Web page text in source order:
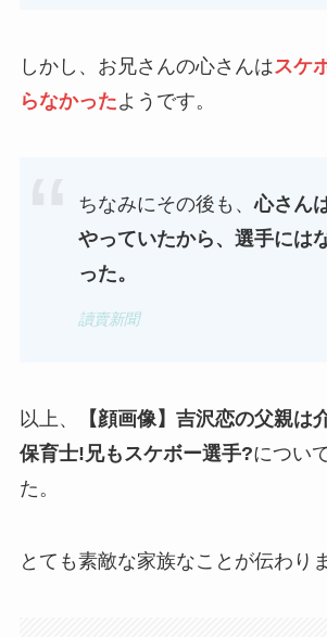
しかし、お兄さんの心さんはスケ
らなかったようです。
ちなみにその後も、心さん
やっていたから、選手には
った。
讀賣新聞
以上、
【顔画像】吉沢恋の父親は
保育士!兄もスケボー選手?につい
た。
とても素敵な家族なことが伝わり